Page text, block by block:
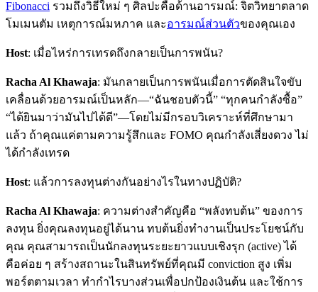
Fibonacci รวมถึงวิธีใหม่ ๆ ศิลปะคือด้านอารมณ์: จิตวิทยาตลาด
โมเมนตัม เหตุการณ์มหภาค และอารมณ์ส่วนตัวของคุณเอง
Host: เมื่อไหร่การเทรดถึงกลายเป็นการพนัน?
Racha Al Khawaja: มันกลายเป็นการพนันเมื่อการตัดสินใจขับ
เคลื่อนด้วยอารมณ์เป็นหลัก—“ฉันชอบตัวนี้” “ทุกคนกำลังซื้อ”
“ได้ยินมาว่ามันไปได้ดี”—โดยไม่มีกรอบวิเคราะห์ที่ศึกษามา
แล้ว ถ้าคุณแค่ตามความรู้สึกและ FOMO คุณกำลังเสี่ยงดวง ไม่
ได้กำลังเทรด
Host: แล้วการลงทุนต่างกันอย่างไรในทางปฏิบัติ?
Racha Al Khawaja: ความต่างสำคัญคือ “พลังทบต้น” ของการ
ลงทุน ยิ่งคุณลงทุนอยู่ได้นาน ทบต้นยิ่งทำงานเป็นประโยชน์กับ
คุณ คุณสามารถเป็นนักลงทุนระยะยาวแบบเชิงรุก (active) ได้
คือค่อย ๆ สร้างสถานะในสินทรัพย์ที่คุณมี conviction สูง เพิ่ม
พอร์ตตามเวลา ทำกำไรบางส่วนเพื่อปกป้องเงินต้น และใช้การ